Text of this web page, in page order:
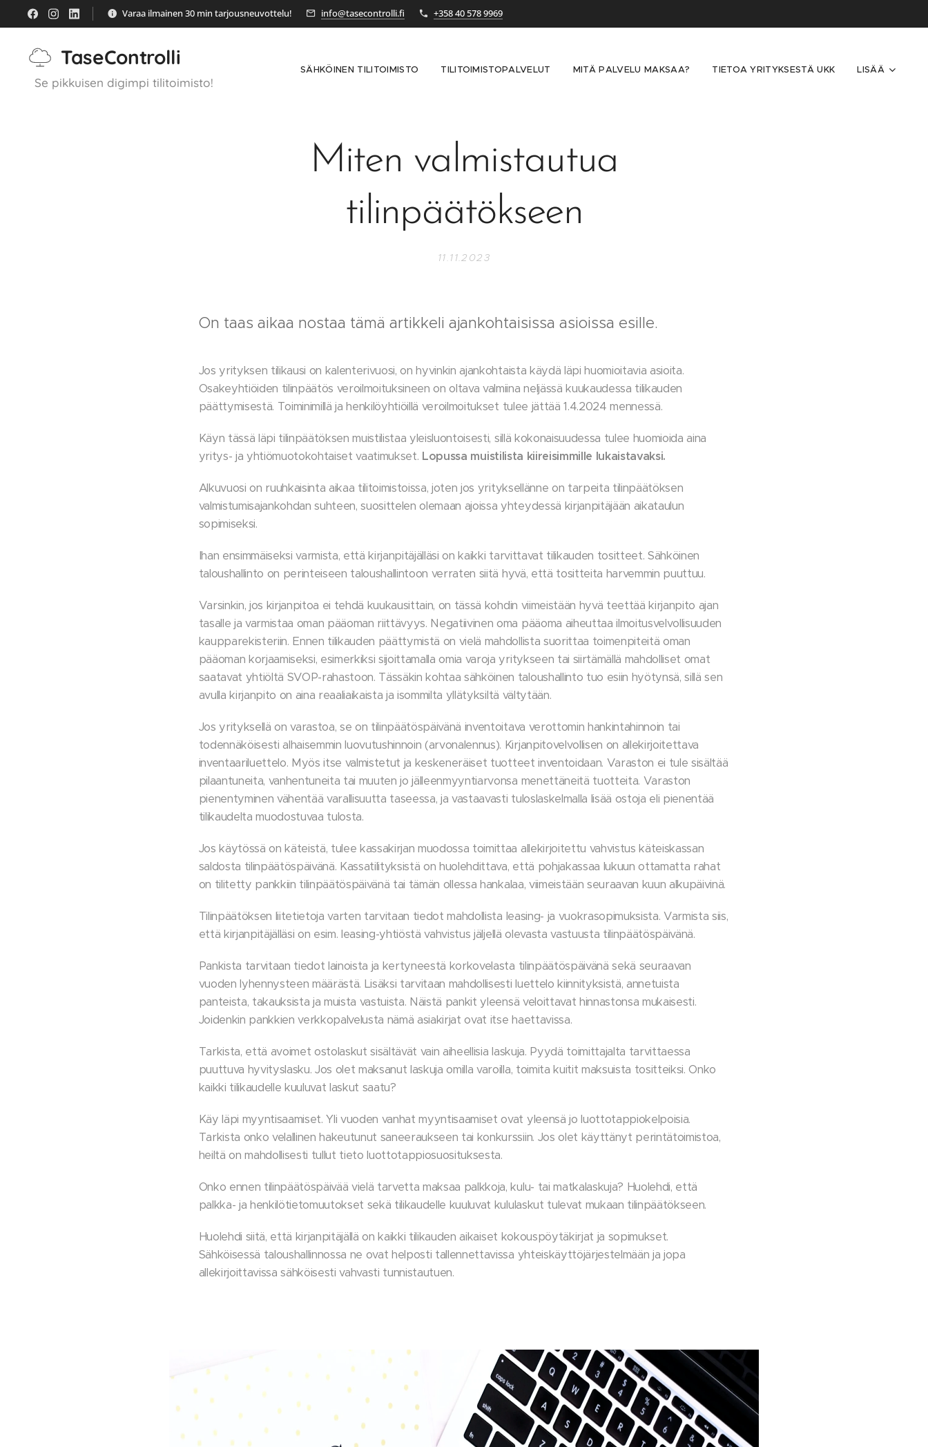
Varaa ilmainen 30 min tarjousneuvottelu! info@tasecontrolli.fi +358 40 578 9969
TaseControlli
Se pikkuisen digimpi tilitoimisto!
SÄHKÖINEN TILITOIMISTO TILITOIMISTOPALVELUT MITÄ PALVELU MAKSAA? TIETOA YRITYKSESTÄ UKK LISÄÄ
Miten valmistautua
tilinpäätökseen
11.11.2023
On taas aikaa nostaa tämä artikkeli ajankohtaisissa asioissa esille.
Jos yrityksen tilikausi on kalenterivuosi, on hyvinkin ajankohtaista käydä läpi huomioitavia asioita.
Osakeyhtiöiden tilinpäätös veroilmoituksineen on oltava valmiina neljässä kuukaudessa tilikauden
päättymisestä. Toiminimillä ja henkilöyhtiöillä veroilmoitukset tulee jättää 1.4.2024 mennessä.
Käyn tässä läpi tilinpäätöksen muistilistaa yleisluontoisesti, sillä kokonaisuudessa tulee huomioida aina
yritys- ja yhtiömuotokohtaiset vaatimukset. Lopussa muistilista kiireisimmille lukaistavaksi.
Alkuvuosi on ruuhkaisinta aikaa tilitoimistoissa, joten jos yrityksellänne on tarpeita tilinpäätöksen
valmistumisajankohdan suhteen, suosittelen olemaan ajoissa yhteydessä kirjanpitäjään aikataulun
sopimiseksi.
Ihan ensimmäiseksi varmista, että kirjanpitäjälläsi on kaikki tarvittavat tilikauden tositteet. Sähköinen
taloushallinto on perinteiseen taloushallintoon verraten siitä hyvä, että tositteita harvemmin puuttuu.
Varsinkin, jos kirjanpitoa ei tehdä kuukausittain, on tässä kohdin viimeistään hyvä teettää kirjanpito ajan
tasalle ja varmistaa oman pääoman riittävyys. Negatiivinen oma pääoma aiheuttaa ilmoitusvelvollisuuden
kaupparekisteriin. Ennen tilikauden päättymistä on vielä mahdollista suorittaa toimenpiteitä oman
pääoman korjaamiseksi, esimerkiksi sijoittamalla omia varoja yritykseen tai siirtämällä mahdolliset omat
saatavat yhtiöltä SVOP-rahastoon. Tässäkin kohtaa sähköinen taloushallinto tuo esiin hyötynsä, sillä sen
avulla kirjanpito on aina reaaliaikaista ja isommilta yllätyksiltä vältytään.
Jos yrityksellä on varastoa, se on tilinpäätöspäivänä inventoitava verottomin hankintahinnoin tai
todennäköisesti alhaisemmin luovutushinnoin (arvonalennus). Kirjanpitovelvollisen on allekirjoitettava
inventaariluettelo. Myös itse valmistetut ja keskeneräiset tuotteet inventoidaan. Varaston ei tule sisältää
pilaantuneita, vanhentuneita tai muuten jo jälleenmyyntiarvonsa menettäneitä tuotteita. Varaston
pienentyminen vähentää varallisuutta taseessa, ja vastaavasti tuloslaskelmalla lisää ostoja eli pienentää
tilikaudelta muodostuvaa tulosta.
Jos käytössä on käteistä, tulee kassakirjan muodossa toimittaa allekirjoitettu vahvistus käteiskassan
saldosta tilinpäätöspäivänä. Kassatilityksistä on huolehdittava, että pohjakassaa lukuun ottamatta rahat
on tilitetty pankkiin tilinpäätöspäivänä tai tämän ollessa hankalaa, viimeistään seuraavan kuun alkupäivinä.
Tilinpäätöksen liitetietoja varten tarvitaan tiedot mahdollista leasing- ja vuokrasopimuksista. Varmista siis,
että kirjanpitäjälläsi on esim. leasing-yhtiöstä vahvistus jäljellä olevasta vastuusta tilinpäätöspäivänä.
Pankista tarvitaan tiedot lainoista ja kertyneestä korkovelasta tilinpäätöspäivänä sekä seuraavan
vuoden lyhennysteen määrästä. Lisäksi tarvitaan mahdollisesti luettelo kiinnityksistä, annetuista
panteista, takauksista ja muista vastuista. Näistä pankit yleensä veloittavat hinnastonsa mukaisesti.
Joidenkin pankkien verkkopalvelusta nämä asiakirjat ovat itse haettavissa.
Tarkista, että avoimet ostolaskut sisältävät vain aiheellisia laskuja. Pyydä toimittajalta tarvittaessa
puuttuva hyvityslasku. Jos olet maksanut laskuja omilla varoilla, toimita kuitit maksuista tositteiksi. Onko
kaikki tilikaudelle kuuluvat laskut saatu?
Käy läpi myyntisaamiset. Yli vuoden vanhat myyntisaamiset ovat yleensä jo luottotappiokelpoisia.
Tarkista onko velallinen hakeutunut saneeraukseen tai konkurssiin. Jos olet käyttänyt perintätoimistoa,
heiltä on mahdollisesti tullut tieto luottotappiosuosituksesta.
Onko ennen tilinpäätöspäivää vielä tarvetta maksaa palkkoja, kulu- tai matkalaskuja? Huolehdi, että
palkka- ja henkilötietomuutokset sekä tilikaudelle kuuluvat kululaskut tulevat mukaan tilinpäätökseen.
Huolehdi siitä, että kirjanpitäjällä on kaikki tilikauden aikaiset kokouspöytäkirjat ja sopimukset.
Sähköisessä taloushallinnossa ne ovat helposti tallennettavissa yhteiskäyttöjärjestelmään ja jopa
allekirjoittavissa sähköisesti vahvasti tunnistautuen.